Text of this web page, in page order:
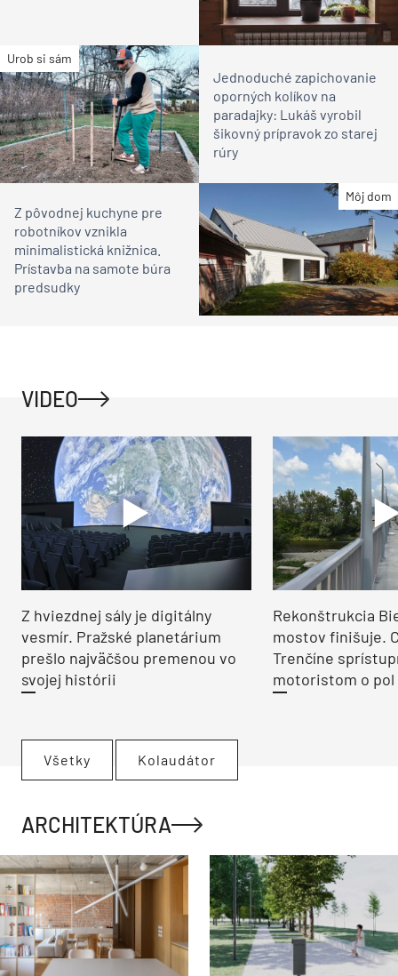
Urob si sám
Jednoduché zapichovanie
oporných kolíkov na
paradajky: Lukáš vyrobil
šikovný prípravok zo starej
rúry
Môj dom
Z pôvodnej kuchyne pre
robotníkov vznikla
minimalistická knižnica.
Prístavba na samote búra
predsudky
VIDEO
Z hviezdnej sály je digitálny
vesmír. Pražské planetárium
prešlo najväčšou premenou vo
svojej histórii
Rekonštrukcia
mostov finišuje.
Trenčíne
motoristom o pol
Všetky Kolaudátor
ARCHITEKTÚRA